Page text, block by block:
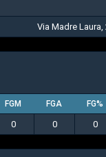
Via Madre Laura,
FGM FGA FG%
0 0 0